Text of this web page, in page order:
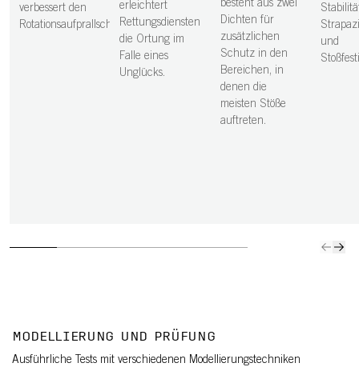
verbessert den
Rotationsaufprallschutz.
erleichtert
Rettungsdiensten
die Ortung im
Falle eines
Unglücks.
besteht aus zwei
Dichten für
zusätzlichen
Schutz in den
Bereichen, in
denen die
meisten Stöße
auftreten.
und
MODELLIERUNG UND PRÜFUNG
Ausführliche Tests mit verschiedenen Modellierungstechniken